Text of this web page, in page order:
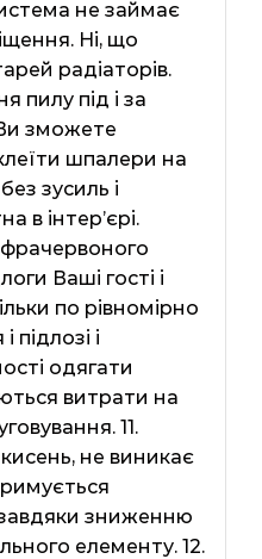
не займає
Ні, що
радіаторів.
пилу під і за
зможете
шпалери на
зусиль і
в інтер’єрі.
Ваші гості і
по рівномірно
підлозі і
одягати
витрати на
11.
не виникає
зниженню
елементу. 12.